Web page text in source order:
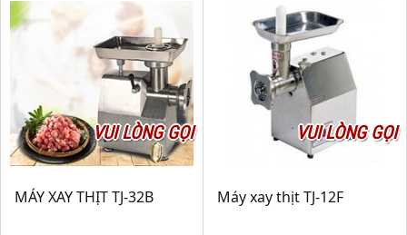
VUI LÒNG GỌI
MÁY XAY THỊT TJ-32B
VUI LÒNG GỌI
Máy xay thịt TJ-12F